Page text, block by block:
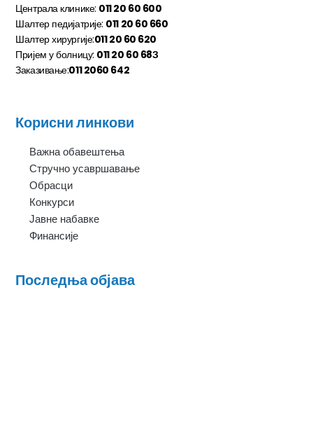
Централа клинике: 011 20 60 600
Шалтер педијатрије: 011 20 60 660
Шалтер хирургије:011 20 60 620
Пријем у болницу: 011 20 60 68З
Заказивање:011 2060 642
Корисни линкови
Важна обавештења
Стручно усавршавање
Обрасци
Конкурси
Јавне набавке
Финансије
Последња објава